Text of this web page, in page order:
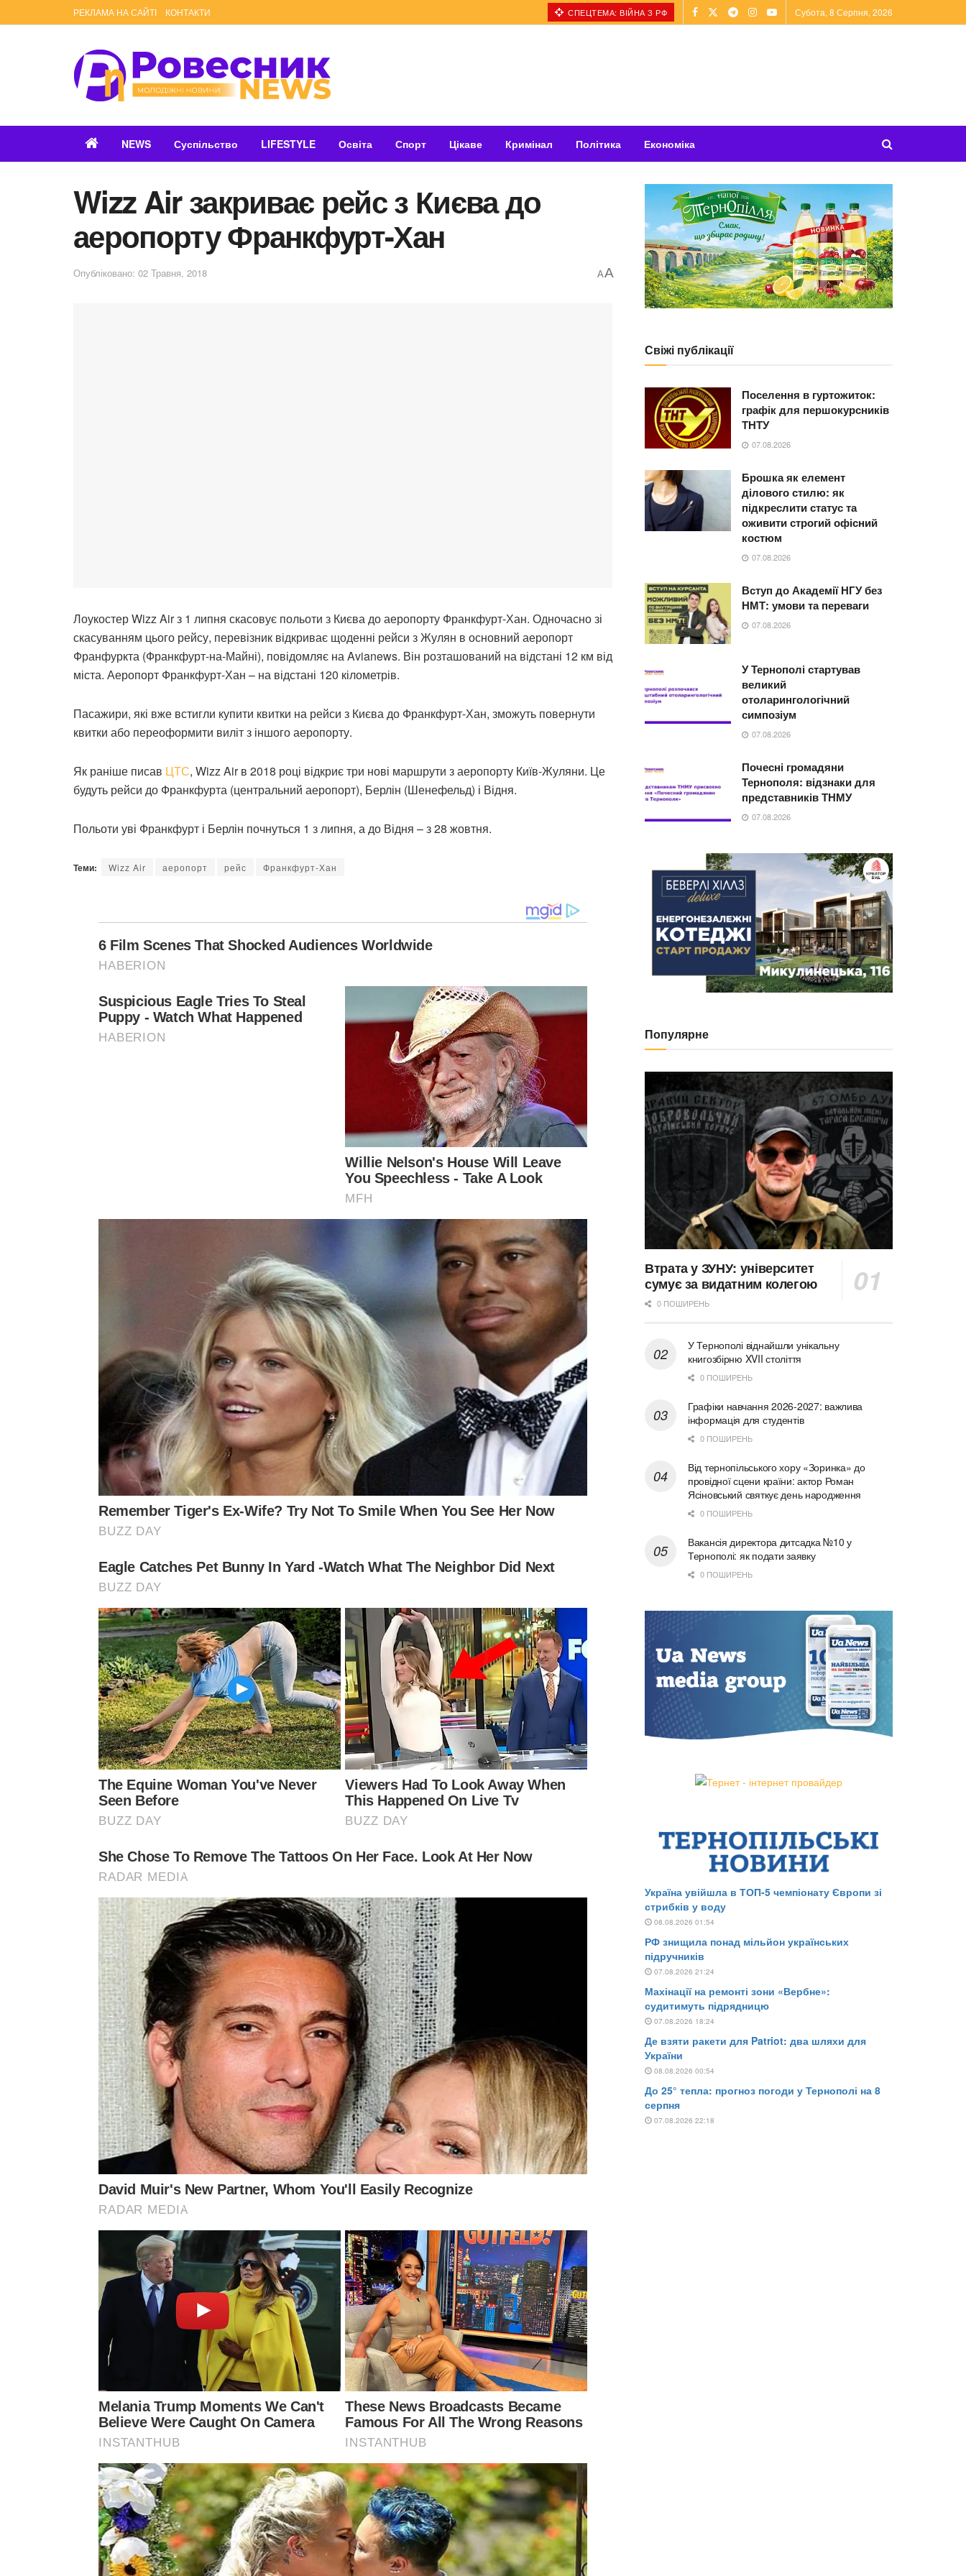
РЕКЛАМА НА САЙТІ КОНТАКТИ СПЕЦТЕМА: ВІЙНА З РФ Субота, 8 Серпня, 2026
NEWS Суспільство LIFESTYLE Освіта Спорт Цікаве Кримінал Політика Економіка
Wizz Air закриває рейс з Києва до
аеропорту Франкфурт-Хан
Опубліковано: 02 Травня, 2018 AA
Лоукостер Wizz Air з 1 липня скасовує польоти з Києва до аеропорту Франкфурт-Хан. Одночасно зі
скасуванням цього рейсу, перевізник відкриває щоденні рейси з Жулян в основний аеропорт
Франфуркта (Франкфурт-на-Майні), повідомляє на Avianews. Він розташований на відстані 12 км від
міста. Аеропорт Франкфурт-Хан – на відстані 120 кілометрів.
Пасажири, які вже встигли купити квитки на рейси з Києва до Франкфурт-Хан, зможуть повернути
квитки або переоформити виліт з іншого аеропорту.
Як раніше писав ЦТС, Wizz Air в 2018 році відкриє три нові маршрути з аеропорту Київ-Жуляни. Це
будуть рейси до Франкфурта (центральний аеропорт), Берлін (Шенефельд) і Відня.
Польоти уві Франкфурт і Берлін почнуться 1 з липня, а до Відня – з 28 жовтня.
Теми: Wizz Air аеропорт рейс Франкфурт-Хан
Свіжі публікації
Поселення в гуртожиток:
графік для першокурсників
ТНТУ
07.08.2026
Брошка як елемент
ділового стилю: як
підкреслити статус та
оживити строгий офісний
костюм
07.08.2026
Вступ до Академії НГУ без
НМТ: умови та переваги
07.08.2026
У Тернополі стартував
великий
отоларингологічний
симпозіум
07.08.2026
Почесні громадяни
Тернополя: відзнаки для
представників ТНМУ
07.08.2026
Популярне
Втрата у ЗУНУ: університет
сумує за видатним колегою
0 ПОШИРЕНЬ
У Тернополі віднайшли унікальну
книгозбірню XVII століття
0 ПОШИРЕНЬ
Графіки навчання 2026-2027: важлива
інформація для студентів
0 ПОШИРЕНЬ
Від тернопільського хору «Зоринка» до
провідної сцени країни: актор Роман
Ясіновський святкує день народження
0 ПОШИРЕНЬ
Вакансія директора дитсадка №10 у
Тернополі: як подати заявку
0 ПОШИРЕНЬ